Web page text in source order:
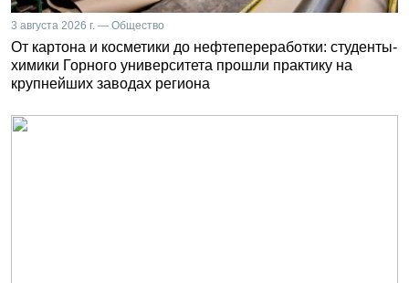
3 августа 2026 г. — Общество
От картона и косметики до нефтепереработки: студенты-
химики Горного университета прошли практику на
крупнейших заводах региона